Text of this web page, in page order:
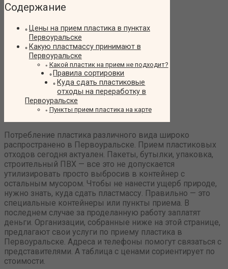
Содержание
Цены на прием пластика в пунктах
Первоуральске
Какую пластмассу принимают в
Первоуральске
Какой пластик на прием не подходит?
Правила сортировки
Куда сдать пластиковые
отходы на переработку в
Первоуральске
Пункты прием пластика на карте
Потребление пластика различного вида широко
распространено в Первоуральске. Прием пластиковых
отходов сегодня актуален. Пакеты, бутылки, упаковка,
строительный ПВХ — все это не допускается
утилизировать просто выбросив в контейнер с
остальным мусором. Чтобы не нанести ущерб природе,
нужно знать, куда сдать пластмассу. Правильно — это
специальные контейнеры или пункты приема. В
последнем случае за проделанную работу заплатят
деньги. Организации, собранные ниже на этой странице,
предлагают свои услуги по приему пластика в
Первоуральске. Адреса и телефоны помогут связаться с
представителями. А таблица с ценами сориентирует по
стоимости.